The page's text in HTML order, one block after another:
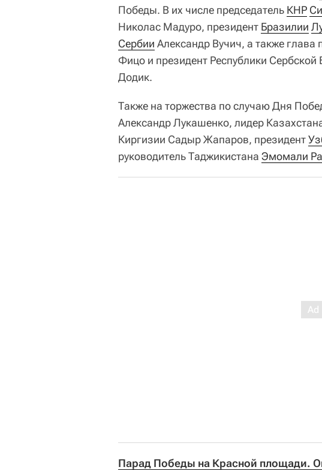
Победы. В их числе председатель КНР
Николас Мадуро, президент Бразилии
Сербии Александр Вучич, а также глава
Фицо и президент Республики
Додик.
Также на торжества по случаю Дня
Александр Лукашенко, лидер
Киргизии Садыр Жапаров, президент
руководитель Таджикистана Эмомали
Парад Победы на Красной площади.